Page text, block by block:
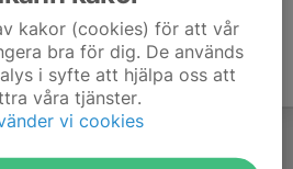
kakor (cookies) för att vår
bra för dig. De används
i syfte att hjälpa oss att
våra tjänster.
vi cookies